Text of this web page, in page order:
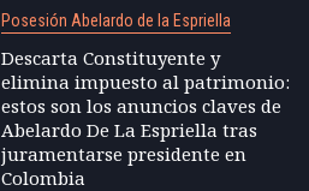
Posesión Abelardo de la Espriella
Descarta Constituyente y
elimina impuesto al patrimonio:
estos son los anuncios claves de
Abelardo De La Espriella tras
juramentarse presidente en
Colombia